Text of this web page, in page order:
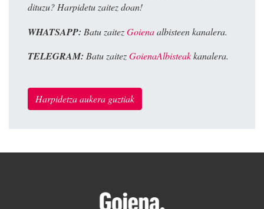
dituzu? Harpidetu zaitez doan!
WHATSAPP: Batu zaitezGoienaalbisteen kanalera.
TELEGRAM: Batu zaitezGoienaAlbisteakkanalera.
Harpidetza aukera guztiak